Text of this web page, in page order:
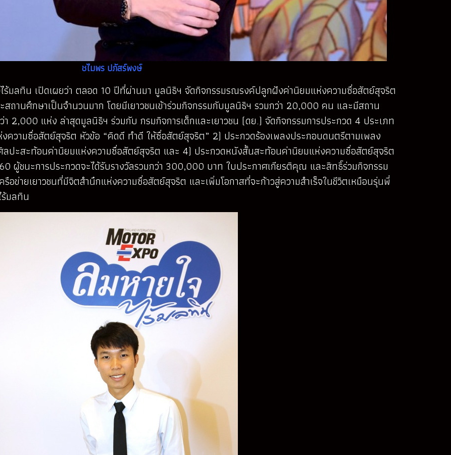
ชไมพร ปภัสร์พงษ์
มลทิน เปิดเผยว่า ตลอด 10 ปีที่ผ่านมา มูลนิธิฯ จัดกิจกรรมรณรงค์ปลูกฝังค่านิยมแห่งความซื่อสัตย์สุจริต
ถานศึกษาเป็นจำนวนมาก โดยมีเยาวชนเข้าร่วมกิจกรรมกับมูลนิธิฯ รวมกว่า 20,000 คน และมีสถาน
2,000 แห่ง ล่าสุดมูลนิธิฯ ร่วมกับ กรมกิจการเด็กและเยาวชน (ดย.) จัดกิจกรรมการประกวด 4 ประเภท
งความซื่อสัตย์สุจริต หัวข้อ “คิดดี ทำดี ให้ซื่อสัตย์สุจริต” 2) ประกวดร้องเพลงประกอบดนตรีตามเพลง
ลปะสะท้อนค่านิยมแห่งความซื่อสัตย์สุจริต และ 4) ประกวดหนังสั้นสะท้อนค่านิยมแห่งความซื่อสัตย์สุจริต
ผู้ชนะการประกวดจะได้รับรางวัลรวมกว่า 300,000 บาท ใบประกาศเกียรติคุณ และสิทธิ์ร่วมกิจกรรม
รือข่ายเยาวชนที่มีจิตสำนึกแห่งความซื่อสัตย์สุจริต และเพิ่มโอกาสที่จะก้าวสู่ความสำเร็จในชีวิตเหมือนรุ่นพี่
มลทิน